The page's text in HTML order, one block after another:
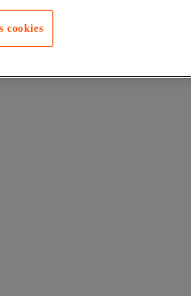
cookies